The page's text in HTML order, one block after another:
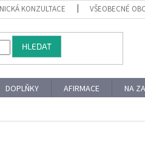
KONZULTACE VŠEOBECNÉ
HLEDAT
DOPLŇKY AFIRMACE NA